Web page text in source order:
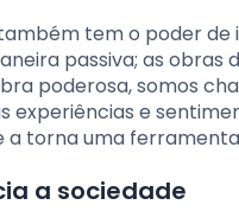
tem o poder de
passiva; as
poderosa, somos
experiências e
a torna uma
a sociedade